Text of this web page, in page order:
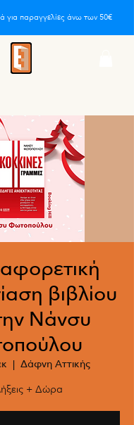
για παραγγελίες άνω των 50€
βιβλίου
Νάνσυ
  |
Δάφνη Αττικής
+ Δώρα